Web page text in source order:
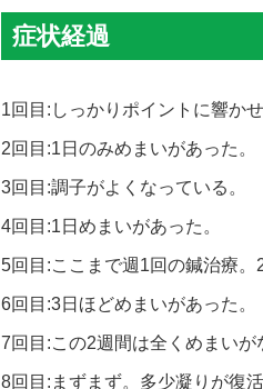
症状経過
1回目:しっかりポイントに響かせ
2回目:1日のみめまいがあった。
3回目:調子がよくなっている。
4回目:1日めまいがあった。
5回目:ここまで週1回の鍼治療。
6回目:3日ほどめまいがあった。
7回目:この2週間は全くめまいが
8回目:まずまず。多少凝りが復活